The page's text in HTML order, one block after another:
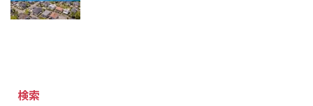
検索